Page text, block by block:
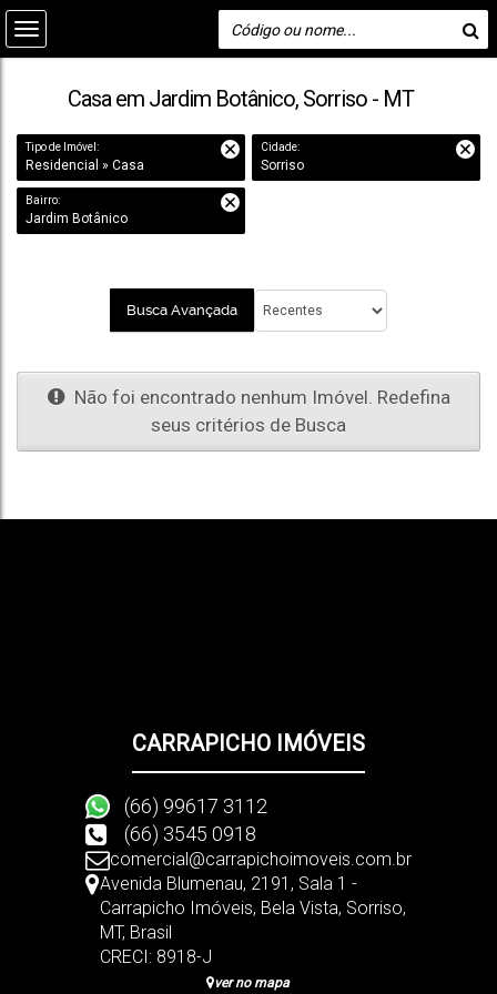
Casa em Jardim Botânico, Sorriso - MT
Tipo de Imóvel:
Residencial » Casa
Cidade:
Sorriso
Bairro:
Jardim Botânico
Busca Avançada
Não foi encontrado nenhum Imóvel. Redefina
seus critérios de Busca
CARRAPICHO IMÓVEIS
(66) 99617 3112
(66) 3545 0918
comercial@carrapichoimoveis.com.br
Avenida Blumenau, 2191 , Sala 1 -
Carrapicho Imóveis, Bela Vista, Sorriso,
MT, Brasil
CRECI: 8918-J
ver no mapa